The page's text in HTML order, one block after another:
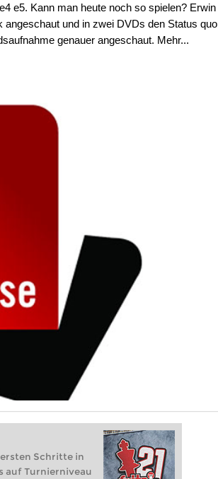
e5. Kann man heute noch so spielen? Erwin
und in zwei DVDs den Status quo
genauer angeschaut. Mehr...
Schritte in
auf Turnierniveau